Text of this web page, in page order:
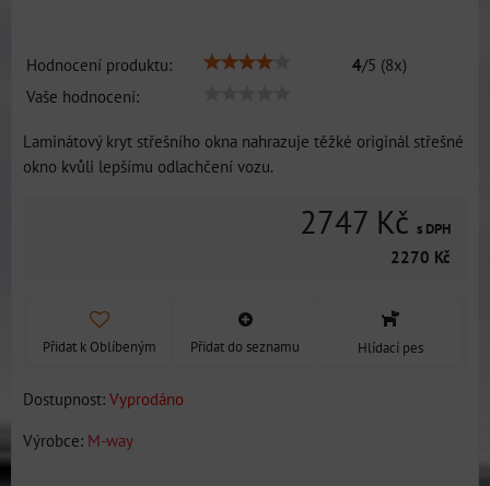
Hodnocení produktu: 4/5 (8x)
Vaše hodnocení:
Laminátový kryt střešního okna nahrazuje těžké originál střešné
okno kvůli lepšímu odlachčení vozu.
2747 Kč s DPH
2270 Kč
Přidat k Oblíbeným Přidat do seznamu Hlídací pes
Dostupnost: Vyprodáno
Výrobce: M-way